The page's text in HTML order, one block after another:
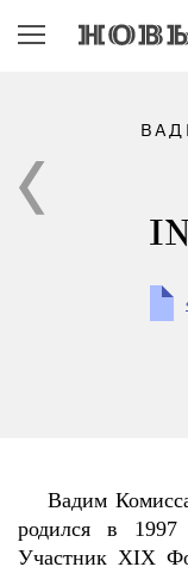
Вадим
родился в
Участник XIX